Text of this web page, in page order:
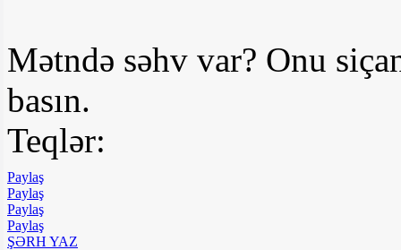
Mətndə səhv var? Onu
basın.
Teqlər:
Paylaş
Paylaş
Paylaş
Paylaş
ŞƏRH YAZ